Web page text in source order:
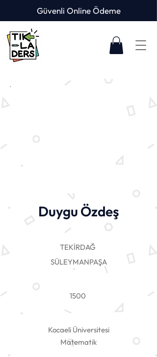
Güvenli Online Ödeme
Duygu Özdeş
TEKİRDAĞ
SÜLEYMANPAŞA
1500
Kocaeli Üniversitesi
Matematik